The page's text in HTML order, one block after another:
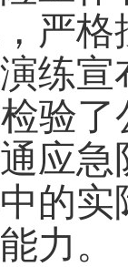
，严
练宣
验了
应急
的
力。